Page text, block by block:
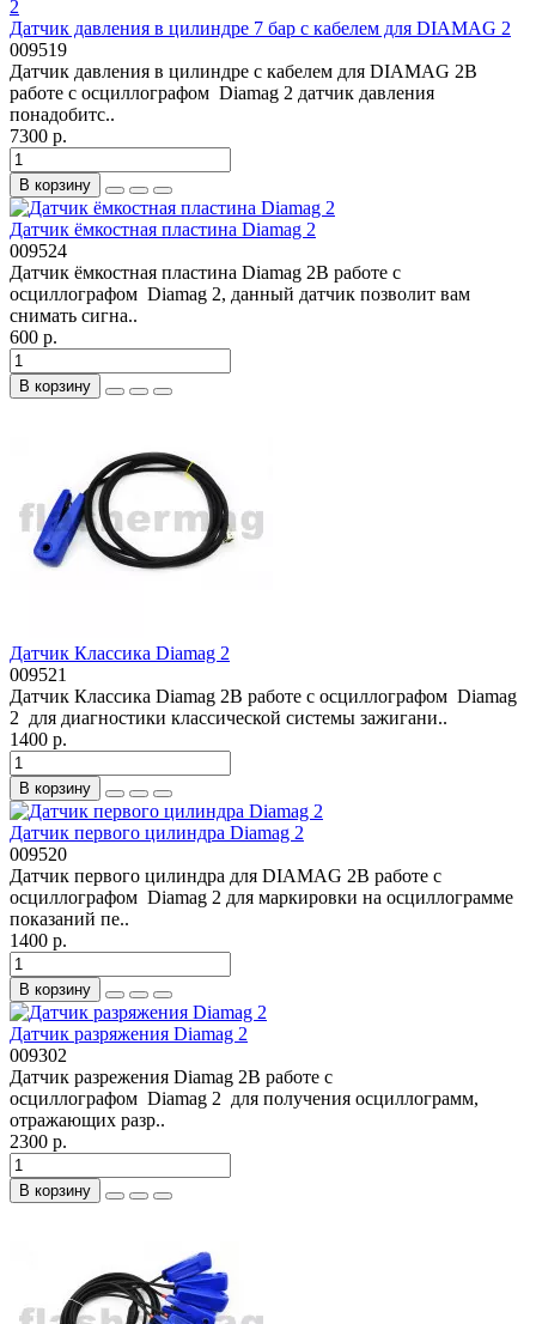
Датчик давления в цилиндре 7 бар с кабелем для DIAMAG 2
009519
Датчик давления в цилиндре с кабелем для DIAMAG 2В
работе с осциллографом Diamag 2 датчик давления
понадобитс..
7300 р.
В корзину
Датчик ёмкостная пластина Diamag 2
009524
Датчик ёмкостная пластина Diamag 2В работе с
осциллографом Diamag 2, данный датчик позволит вам
снимать сигна..
600 р.
В корзину
Датчик Классика Diamag 2
009521
Датчик Классика Diamag 2В работе с осциллографом Diamag
2 для диагностики классической системы зажигани..
1400 р.
В корзину
Датчик первого цилиндра Diamag 2
009520
Датчик первого цилиндра для DIAMAG 2В работе с
осциллографом Diamag 2 для маркировки на осциллограмме
показаний пе..
1400 р.
В корзину
Датчик разряжения Diamag 2
009302
Датчик разрежения Diamag 2В работе с
осциллографом Diamag 2 для получения осциллограмм,
отражающих разр..
2300 р.
В корзину